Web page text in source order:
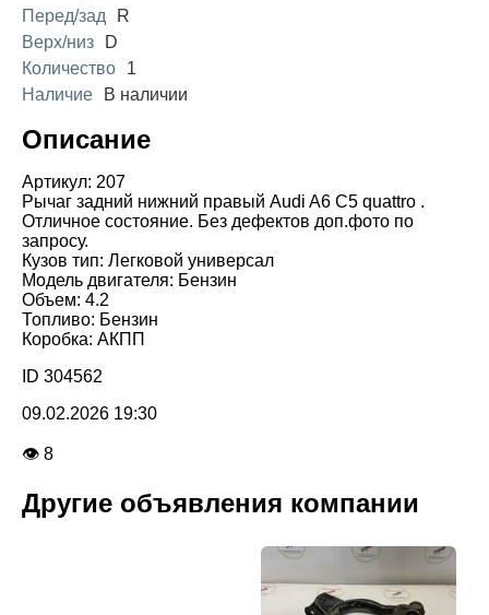
Перед/зад
R
Верх/низ
D
Количество
1
Наличие
В наличии
Описание
Артикул: 207
Рычаг задний нижний правый Audi A6 C5 quattro .
Отличное состояние. Без дефектов доп.фото по
запросу.
Кузов тип: Легковой универсал
Модель двигателя: Бензин
Объем: 4.2
Топливо: Бензин
Коробка: АКПП
ID 304562
09.02.2026 19:30
👁 8
Другие объявления компании